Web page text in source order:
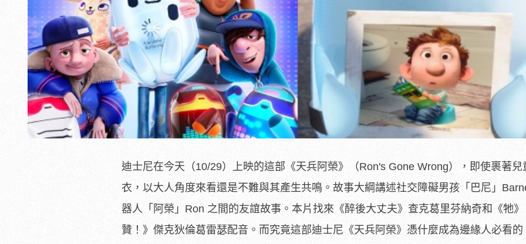
迪士尼在今天（10/29）上映的這部《天兵阿榮》（Ron's Gone Wrong），即使裹著兒
衣，以大人角度來看還是不難與其產生共鳴。故事大綱講述社交障礙男孩「巴尼」
器人「阿榮」Ron 之間的友誼故事。本片找來《醉後大丈夫》查克葛里芬納奇和《牠
贊！》傑克狄倫葛雷瑟配音。而究竟這部迪士尼《天兵阿榮》憑什麼成為邊緣人必看的